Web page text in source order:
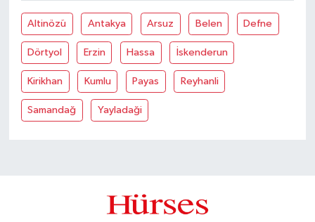
Altinözü Antakya Arsuz Belen Defne
Dörtyol Erzin Hassa İskenderun
Kirikhan Kumlu Payas Reyhanli
Samandağ Yayladaği